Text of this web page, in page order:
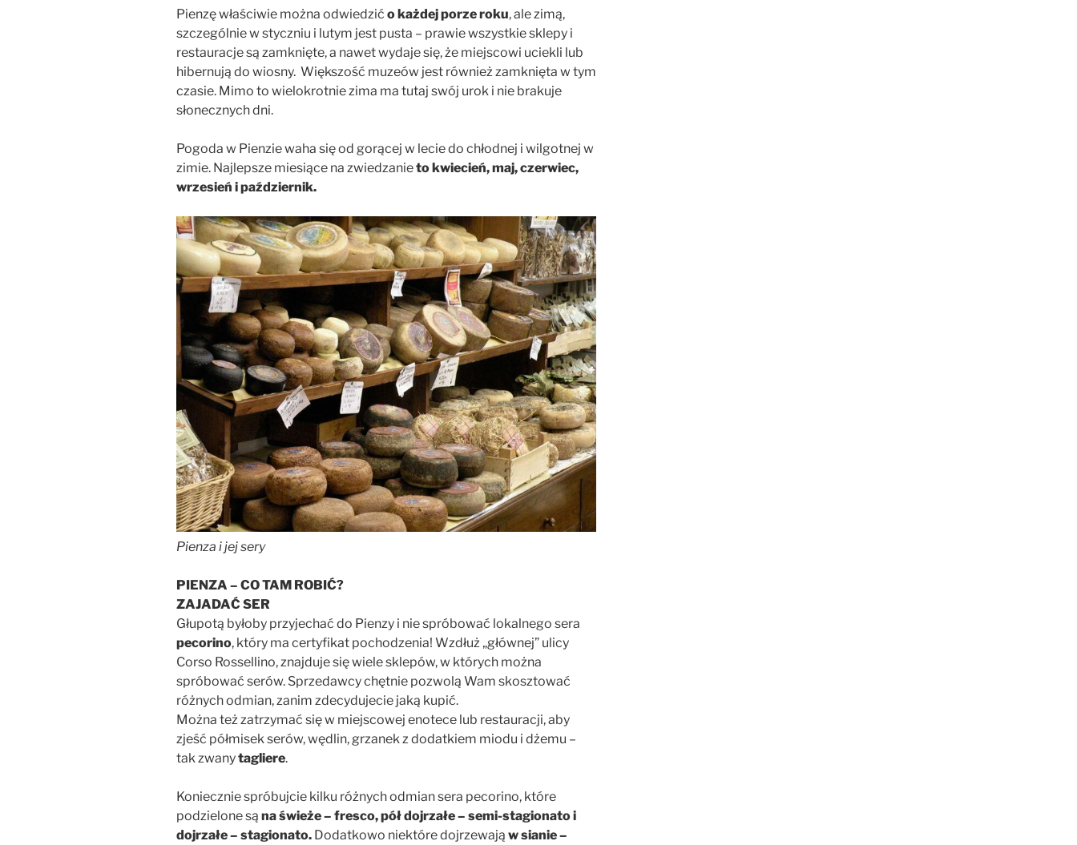
Pienzę właściwie można odwiedzić o każdej porze roku, ale zimą,
szczególnie w styczniu i lutym jest pusta – prawie wszystkie sklepy i
restauracje są zamknięte, a nawet wydaje się, że miejscowi uciekli lub
hibernują do wiosny. Większość muzeów jest również zamknięta w tym
czasie. Mimo to wielokrotnie zima ma tutaj swój urok i nie brakuje
słonecznych dni.
Pogoda w Pienzie waha się od gorącej w lecie do chłodnej i wilgotnej w
zimie. Najlepsze miesiące na zwiedzanieto kwiecień, maj, czerwiec,
wrzesień i październik.
Pienza i jej sery
PIENZA – CO TAM ROBIĆ?
ZAJADAĆ SER
Głupotą byłoby przyjechać do Pienzy i nie spróbować lokalnego sera
pecorino, który ma certyfikat pochodzenia! Wzdłuż „głównej” ulicy
Corso Rossellino, znajduje się wiele sklepów, w których można
spróbować serów. Sprzedawcy chętnie pozwolą Wam skosztować
różnych odmian, zanim zdecydujecie jaką kupić.
Można też zatrzymać się w miejscowej enotece lub restauracji, aby
zjeść półmisek serów, wędlin, grzanek z dodatkiem miodu i dżemu –
tak zwanytagliere.
Koniecznie spróbujcie kilku różnych odmian sera pecorino, które
podzielone są na świeże – fresco, pół dojrzałe – semi-stagionato i
dojrzałe – stagionato. Dodatkowo niektóre dojrzewają w sianie –